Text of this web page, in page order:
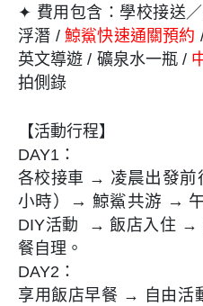
✦ 費用包含：學校接送
浮潛 / 鯨鯊快速通關預約
英文導遊 / 礦泉水一瓶 /
拍側錄
【活動行程】
DAY1：
各校接車 → 凌晨出發前
小時）→ 鯨鯊共游 →
DIY活動 → 飯店入住 →
餐自理。
DAY2：
享用飯店早餐 → 自由活